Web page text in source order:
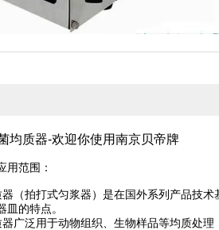
均质器-欢迎你使用南京贝帝牌
用范围：
（拍打式匀浆器）是在国外系列产品技
皿的特点。
广泛用于动物组织、生物样品等均质处